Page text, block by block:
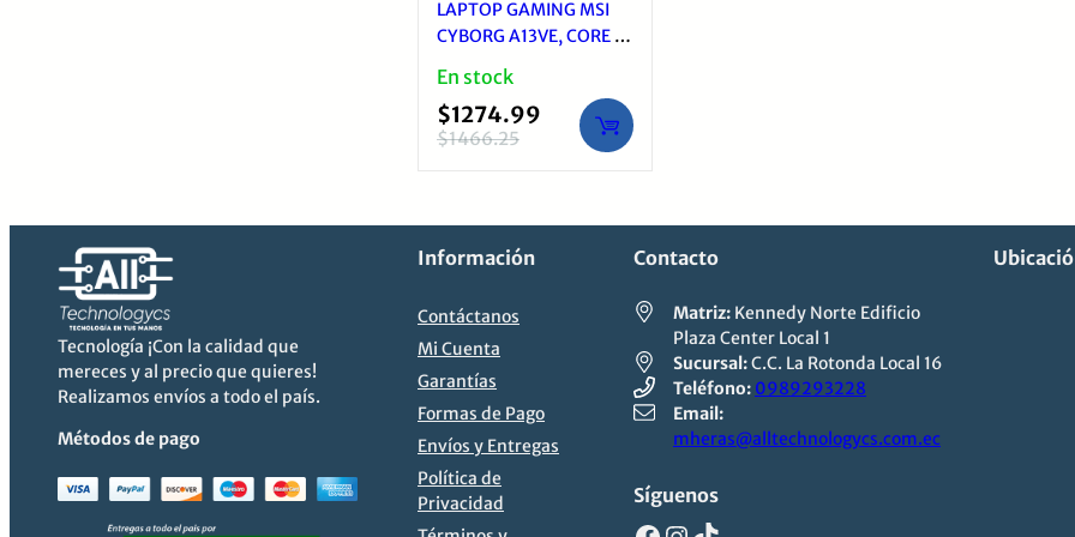
LAPTOP GAMING MSI
CYBORG A13VE, CORE I7
DISCO SSD 512GB, 6GB
RTX 4050, TECLADO
ILUMINADO
En stock
$1466.25
$1466.25.
$1274.99
$1274.99.
Tecnología ¡Con la calidad que
mereces y al precio que quieres!
Realizamos envíos a todo el país.
Métodos de pago
Información
Contáctanos
Mi Cuenta
Garantías
Formas de Pago
Envíos y Entregas
Política de
Privacidad
Contacto
Matriz: Kennedy Norte Edificio
Plaza Center Local 1
Sucursal:C.C. La Rotonda Local 16
Teléfono: 0989293228
Email:
mheras@alltechnologycs.com.ec
Síguenos